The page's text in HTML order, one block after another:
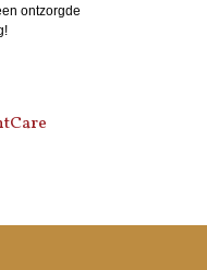
ontzorgde